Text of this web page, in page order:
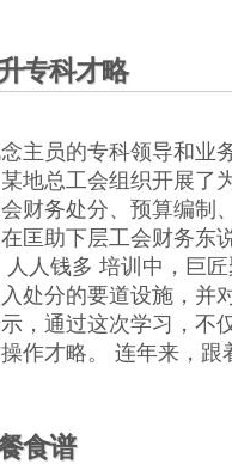
专科才略
主员的专科领导和业
地总工会组织开展了
财务处分、预算编制
匡助下层工会财务东
人钱多 培训中，巨
处分的要道设施，并
，通过这次学习，不
作才略。 连年来，跟
食谱